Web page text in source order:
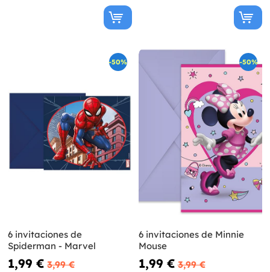
-50%
6 invitaciones de
Spiderman - Marvel
1,99 € 3,99 €
-50%
6 invitaciones de Minnie
Mouse
1,99 € 3,99 €